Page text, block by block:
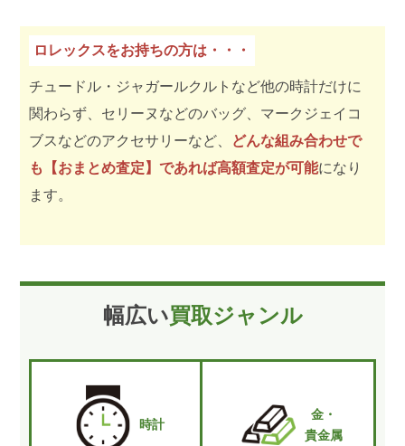
ロレックスをお持ちの方は・・・
チュードル・ジャガールクルトなど他の時計だけに
関わらず、セリーヌなどのバッグ、マークジェイコ
ブスなどのアクセサリーなど、 どんな組み合わせで
も【おまとめ査定】であれば高額査定が可能になり
ます。
幅広い買取ジャンル
時計
金・
貴金属